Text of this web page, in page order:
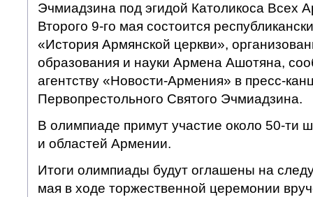
Эчмиадзина под эгидой Католикоса Всех
Второго 9-го мая состоится
«История Армянской церкви»,
образования и науки Армена Ашотяна,
агентству «Новости-Армения» в пресс-
Первопрестольного Святого Эчмиадзина.
В олимпиаде примут участие около 50-ти
и областей Армении.
Итоги олимпиады будут оглашены на
мая в ходе торжественной церемонии